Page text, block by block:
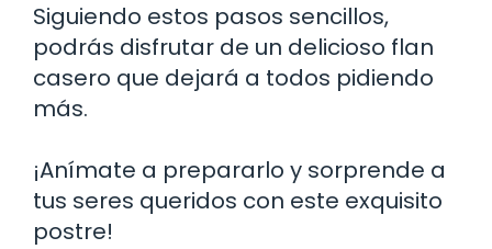
Siguiendo estos pasos sencillos,
podrás disfrutar de un delicioso flan
casero que dejará a todos pidiendo
más.
¡Anímate a prepararlo y sorprende a
tus seres queridos con este exquisito
postre!